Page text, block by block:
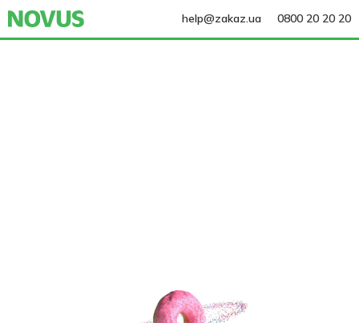
help@zakaz.ua 0800 20 20 20